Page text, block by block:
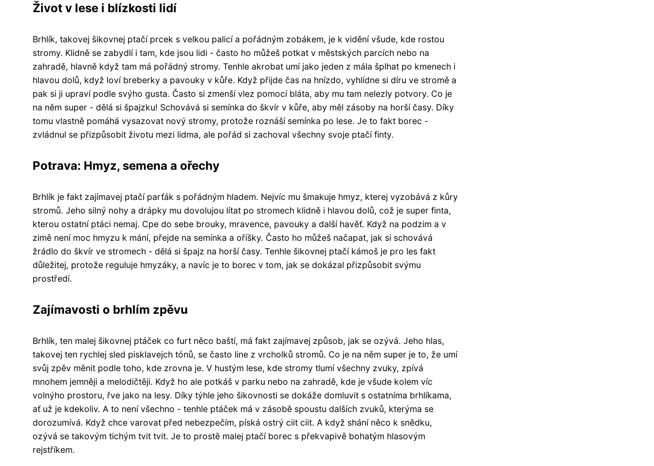
Život v lese i blízkosti lidí
Brhlík, takovej šikovnej ptačí prcek s velkou palicí a pořádným zobákem, je k vidění všude, kde rostou
stromy. Klidně se zabydlí i tam, kde jsou lidi - často ho můžeš potkat v městských parcích nebo na
zahradě, hlavně když tam má pořádný stromy. Tenhle akrobat umí jako jeden z mála šplhat po kmenech i
hlavou dolů, když loví breberky a pavouky v kůře. Když přijde čas na hnízdo, vyhlídne si díru ve stromě a
pak si ji upraví podle svýho gusta. Často si zmenší vlez pomocí bláta, aby mu tam nelezly potvory. Co je
na něm super - dělá si špajzku! Schovává si semínka do škvír v kůře, aby měl zásoby na horší časy. Díky
tomu vlastně pomáhá vysazovat nový stromy, protože roznáší semínka po lese. Je to fakt borec -
zvládnul se přizpůsobit životu mezi lidma, ale pořád si zachoval všechny svoje ptačí finty.
Potrava: Hmyz, semena a ořechy
Brhlík je fakt zajímavej ptačí parťák s pořádným hladem. Nejvíc mu šmakuje hmyz, kterej vyzobává z kůry
stromů. Jeho silný nohy a drápky mu dovolujou lítat po stromech klidně i hlavou dolů, což je super finta,
kterou ostatní ptáci nemaj. Cpe do sebe brouky, mravence, pavouky a další havěť. Když na podzim a v
zimě není moc hmyzu k mání, přejde na semínka a oříšky. Často ho můžeš načapat, jak si schovává
žrádlo do škvír ve stromech - dělá si špajz na horší časy. Tenhle šikovnej ptačí kámoš je pro les fakt
důležitej, protože reguluje hmyzáky, a navíc je to borec v tom, jak se dokázal přizpůsobit svýmu
prostředí.
Zajímavosti o brhlím zpěvu
Brhlík, ten malej šikovnej ptáček co furt něco baští, má fakt zajímavej způsob, jak se ozývá. Jeho hlas,
takovej ten rychlej sled pisklavejch tónů, se často line z vrcholků stromů. Co je na něm super je to, že umí
svůj zpěv měnit podle toho, kde zrovna je. V hustým lese, kde stromy tlumí všechny zvuky, zpívá
mnohem jemněji a melodičtěji. Když ho ale potkáš v parku nebo na zahradě, kde je všude kolem víc
volnýho prostoru, řve jako na lesy. Díky týhle jeho šikovnosti se dokáže domluvit s ostatníma brhlíkama,
ať už je kdekoliv. A to není všechno - tenhle ptáček má v zásobě spoustu dalších zvuků, kterýma se
dorozumívá. Když chce varovat před nebezpečím, píská ostrý ciit ciit. A když shání něco k snědku,
ozývá se takovým tichým tvit tvit. Je to prostě malej ptačí borec s překvapivě bohatým hlasovým
rejstříkem.